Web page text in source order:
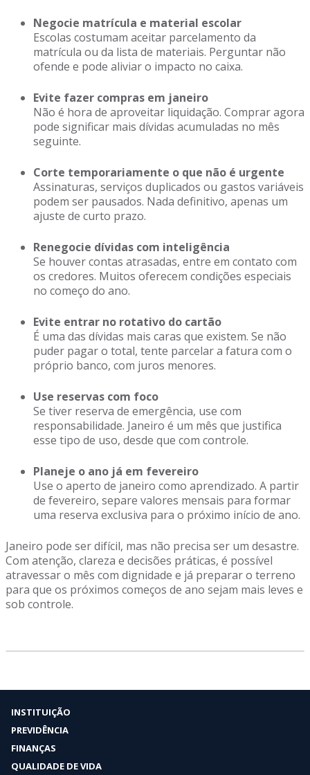
Negocie matrícula e material escolar
Escolas costumam aceitar parcelamento da
matrícula ou da lista de materiais. Perguntar não
ofende e pode aliviar o impacto no caixa.
Evite fazer compras em janeiro
Não é hora de aproveitar liquidação. Comprar agora
pode significar mais dívidas acumuladas no mês
seguinte.
Corte temporariamente o que não é urgente
Assinaturas, serviços duplicados ou gastos variáveis
podem ser pausados. Nada definitivo, apenas um
ajuste de curto prazo.
Renegocie dívidas com inteligência
Se houver contas atrasadas, entre em contato com
os credores. Muitos oferecem condições especiais
no começo do ano.
Evite entrar no rotativo do cartão
É uma das dívidas mais caras que existem. Se não
puder pagar o total, tente parcelar a fatura com o
próprio banco, com juros menores.
Use reservas com foco
Se tiver reserva de emergência, use com
responsabilidade. Janeiro é um mês que justifica
esse tipo de uso, desde que com controle.
Planeje o ano já em fevereiro
Use o aperto de janeiro como aprendizado. A partir
de fevereiro, separe valores mensais para formar
uma reserva exclusiva para o próximo início de ano.
Janeiro pode ser difícil, mas não precisa ser um desastre.
Com atenção, clareza e decisões práticas, é possível
atravessar o mês com dignidade e já preparar o terreno
para que os próximos começos de ano sejam mais leves e
sob controle.
INSTITUIÇÃO
PREVIDÊNCIA
FINANÇAS
QUALIDADE DE VIDA